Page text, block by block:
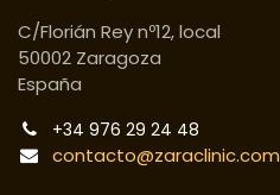
C/Florián Rey nº12, local
50002 Zaragoza
España
+34 976 29 24 48
contacto@zaraclinic.com